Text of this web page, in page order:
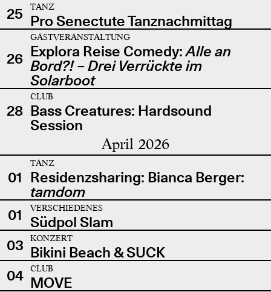
25
TANZ
Pro Senectute Tanznachmittag
26
GASTVERANSTALTUNG
Explora Reise Comedy:Alle an
Bord?! – Drei Verrückte im
Solarboot
28
CLUB
Bass Creatures: Hardsound
Session
April 2026
01
TANZ
Residenzsharing: Bianca Berger:
tamdom
01
VERSCHIEDENES
Südpol Slam
03
KONZERT
Bikini Beach & SUCK
04
CLUB
MOVE